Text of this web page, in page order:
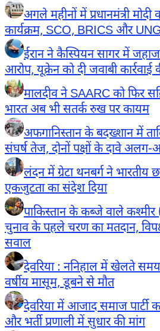
अगले महीनों में प्रधानमंत्री
कार्यक्रम, SCO, BRICS और
ईरान ने कैस्पियन सागर में
आरोप, यूक्रेन को दी जवाबी कार्रवाई
मालदीव ने SAARC को फिर
भारत अब भी सतर्क रुख पर कायम
अफगानिस्तान के बदख्शान में
संघर्ष तेज, दोनों पक्षों के दावे
लंदन में ग्रेटा थनबर्ग ने भारतीय
एकजुटता का संदेश दिया
पाकिस्तान के कब्जे वाले
चुनाव के पहले चरण का मतदान,
सवाल
देवरिया : ननिहाल में खेलते समय
वर्षीय मासूम, डूबने से मौत
देवरिया में आजाद समाज पार्टी
और भर्ती प्रणाली में सुधार की मांग